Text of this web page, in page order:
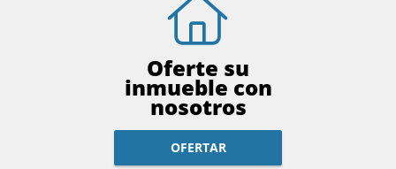
Oferte su
inmueble con
nosotros
OFERTAR